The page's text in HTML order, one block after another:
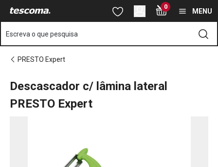
Está na página Descascador c/ lâmina lateral PRESTO Expert
Saltar para o conteúdo principal
Saltar para a pesquisa
Saltar para a navegação 0
MENU
Escreva o que pesquisa
PRESTO Expert
Descascador c/ lâmina lateral
PRESTO Expert